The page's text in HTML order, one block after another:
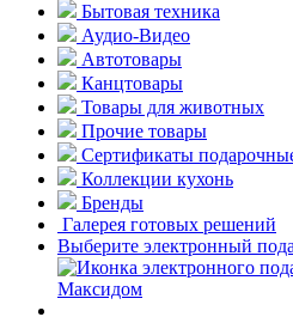
Бытовая техника
Аудио-Видео
Автотовары
Канцтовары
Товары для животных
Прочие товары
Сертификаты
Коллекции кухонь
Бренды
Галерея готовых решений
Выберите электронный